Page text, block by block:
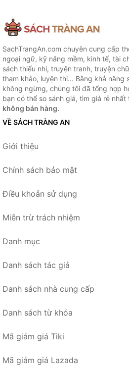
SachTrangAn.com chuyên cung cấp
ngoại ngữ, kỹ năng mềm, kinh tế, tài
sách thiếu nhi, truyện tranh, truyện
tham khảo, luyện thi... Bằng khả năng
không ngừng, chúng tôi đã tổng hợp
bạn có thể so sánh giá, tìm giá rẻ nhất
không bán hàng.
VỀ SÁCH TRÀNG AN
Giới thiệu
Chính sách bảo mật
Điều khoản sử dụng
Miễn trừ trách nhiệm
Danh mục
Danh sách tác giả
Danh sách nhà cung cấp
Danh sách từ khóa
Mã giảm giá Tiki
Mã giảm giá Lazada